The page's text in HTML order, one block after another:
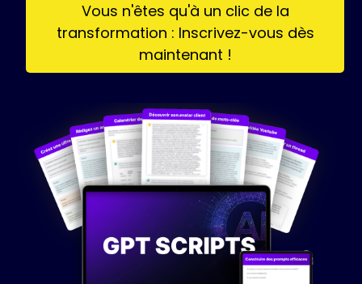
Vous n'êtes qu'à un clic de la
transformation : Inscrivez-vous dès
maintenant !